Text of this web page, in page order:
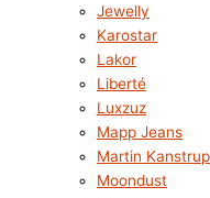
Jewelly
Karostar
Lakor
Liberté
Luxzuz
Mapp Jeans
Martin Kanstrup
Moondust